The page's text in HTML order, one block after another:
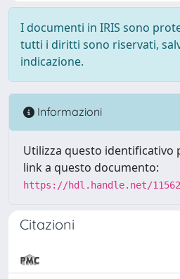
I documenti in IRIS sono
tutti i diritti sono riservati,
indicazione.
Informazioni
Utilizza questo identificativo
link a questo documento:
https://hdl.handle.net/
Citazioni